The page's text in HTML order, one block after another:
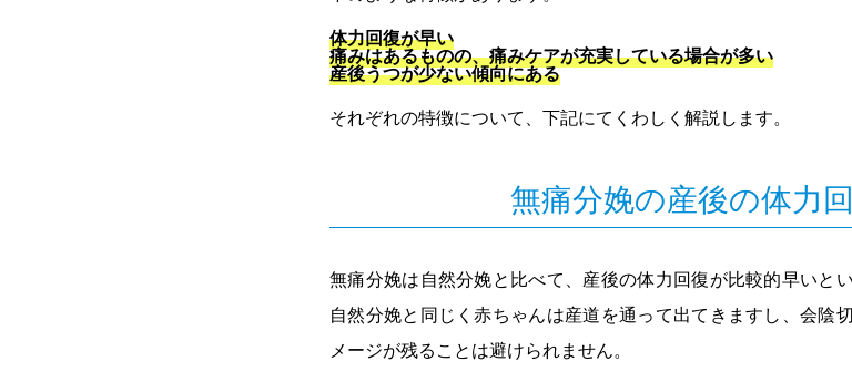
体力回復が早い
痛みはあるものの、痛みケアが充実している場合が多い
産後うつが少ない傾向にある
それぞれの特徴について、下記にてくわしく解説します。
無痛分娩の産後の体力
無痛分娩は自然分娩と比べて、産後の体力回復が比較的早いと
自然分娩と同じく赤ちゃんは産道を通って出てきますし、会陰
メージが残ることは避けられません。